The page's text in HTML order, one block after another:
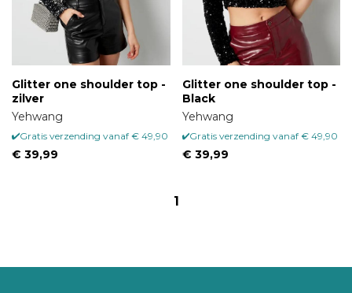
Glitter one shoulder top -
zilver
Yehwang
Gratis verzending vanaf € 49,90
€ 39,99
Glitter one shoulder top -
Black
Yehwang
Gratis verzending vanaf € 49,90
€ 39,99
1